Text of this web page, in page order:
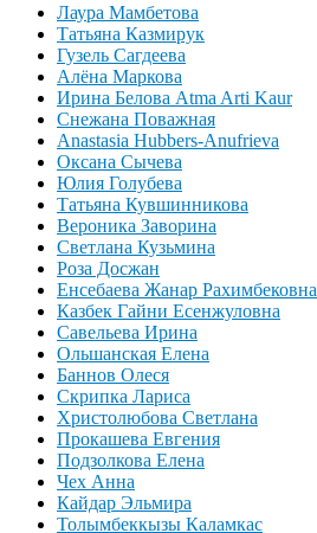
Лаура Мамбетова
Татьяна Казмирук
Гузель Сагдеева
Алёна Маркова
Ирина Белова Atma Arti Kaur
Снежана Поважная
Anastasia Hubbers-Anufrieva
Оксана Сычева
Юлия Голубева
Татьяна Кувшинникова
Вероника Заворина
Светлана Кузьмина
Роза Досжан
Енсебаева Жанар Рахимбековна
Казбек Гайни Есенжуловна
Савельева Ирина
Ольшанская Елена
Баннов Олеся
Скрипка Лариса
Христолюбова Светлана
Прокашева Евгения
Подзолкова Елена
Чех Анна
Кайдар Эльмира
Толымбеккызы Каламкас